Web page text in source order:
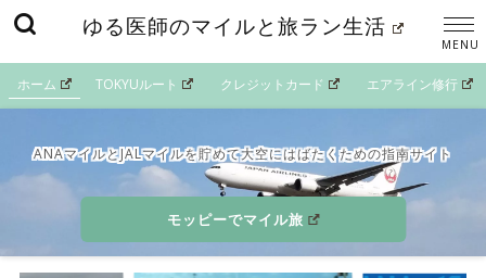
ゆる医師のマイルと旅ラン生活
ホーム TOKYUルート クレジットカード エアライン修行
ANAマイルとJALマイルを貯めて大空にはばたくための指南サイト
モッピーでマイル旅